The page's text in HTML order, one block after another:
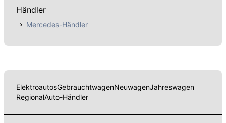
Händler
Mercedes-Händler
ElektroautosGebrauchtwagenNeuwagenJahreswagen
RegionalAuto-Händler